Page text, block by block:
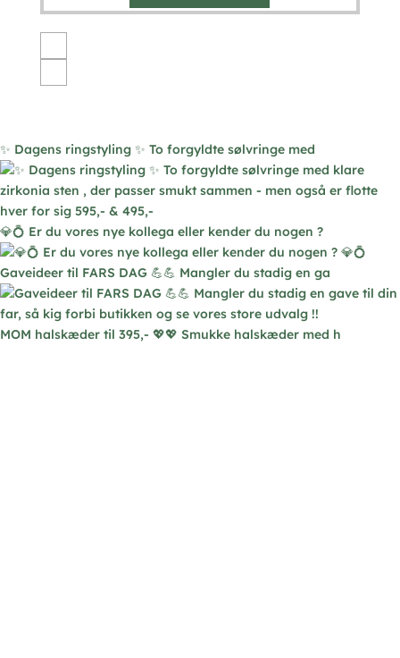
vare
på
varesiden
✨ Dagens ringstyling ✨ To forgyldte sølvringe med
💎💍 Er du vores nye kollega eller kender du nogen ?
Gaveideer til FARS DAG 💪💪 Mangler du stadig en ga
MOM halskæder til 395,- 💖💖 Smukke halskæder med h